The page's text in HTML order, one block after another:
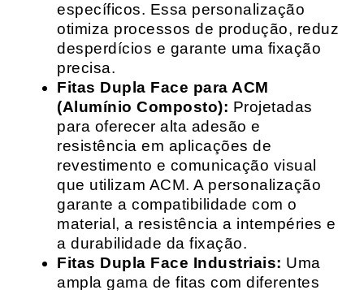
específicos. Essa personalização
otimiza processos de produção, reduz
desperdícios e garante uma fixação
precisa.
Fitas Dupla Face para ACM
(Alumínio Composto): Projetadas
para oferecer alta adesão e
resistência em aplicações de
revestimento e comunicação visual
que utilizam ACM. A personalização
garante a compatibilidade com o
material, a resistência a intempéries e
a durabilidade da fixação.
Fitas Dupla Face Industriais: Uma
ampla gama de fitas com diferentes